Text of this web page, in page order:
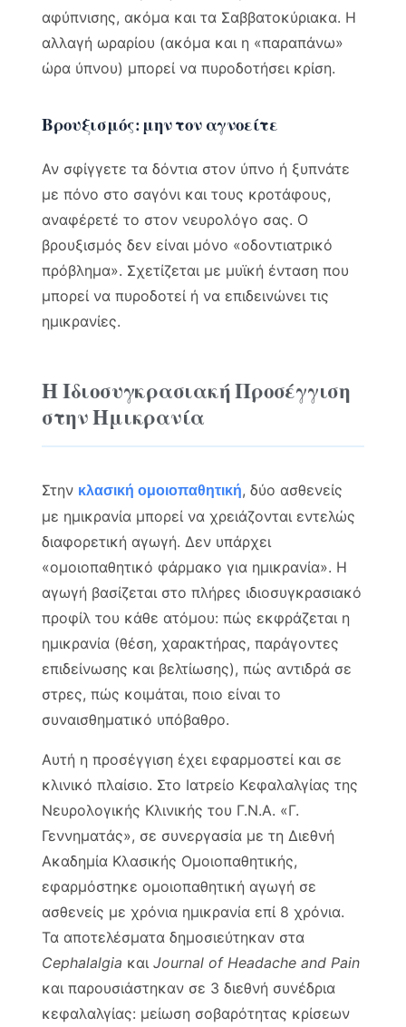
αφύπνισης, ακόμα και τα Σαββατοκύριακα. Η
αλλαγή ωραρίου (ακόμα και η «παραπάνω»
ώρα ύπνου) μπορεί να πυροδοτήσει κρίση.
Βρουξισμός: μην τον αγνοείτε
Αν σφίγγετε τα δόντια στον ύπνο ή ξυπνάτε
με πόνο στο σαγόνι και τους κροτάφους,
αναφέρετέ το στον νευρολόγο σας. Ο
βρουξισμός δεν είναι μόνο «οδοντιατρικό
πρόβλημα». Σχετίζεται με μυϊκή ένταση που
μπορεί να πυροδοτεί ή να επιδεινώνει τις
ημικρανίες.
Η Ιδιοσυγκρασιακή Προσέγγιση
στην Ημικρανία
Στην κλασική ομοιοπαθητική, δύο ασθενείς
με ημικρανία μπορεί να χρειάζονται εντελώς
διαφορετική αγωγή. Δεν υπάρχει
«ομοιοπαθητικό φάρμακο για ημικρανία». Η
αγωγή βασίζεται στο πλήρες ιδιοσυγκρασιακό
προφίλ του κάθε ατόμου: πώς εκφράζεται η
ημικρανία (θέση, χαρακτήρας, παράγοντες
επιδείνωσης και βελτίωσης), πώς αντιδρά σε
στρες, πώς κοιμάται, ποιο είναι το
συναισθηματικό υπόβαθρο.
Αυτή η προσέγγιση έχει εφαρμοστεί και σε
κλινικό πλαίσιο. Στο Ιατρείο Κεφαλαλγίας της
Νευρολογικής Κλινικής του Γ.Ν.Α. «Γ.
Γεννηματάς», σε συνεργασία με τη Διεθνή
Ακαδημία Κλασικής Ομοιοπαθητικής,
εφαρμόστηκε ομοιοπαθητική αγωγή σε
ασθενείς με χρόνια ημικρανία επί 8 χρόνια.
Τα αποτελέσματα δημοσιεύτηκαν στα
Cephalalgia καιJournal of Headache and Pain
και παρουσιάστηκαν σε 3 διεθνή συνέδρια
κεφαλαλγίας: μείωση σοβαρότητας κρίσεων